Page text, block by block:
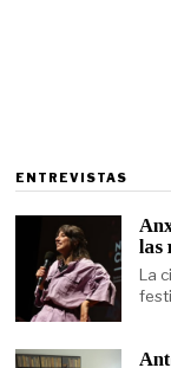
ENTREVISTAS
las
La